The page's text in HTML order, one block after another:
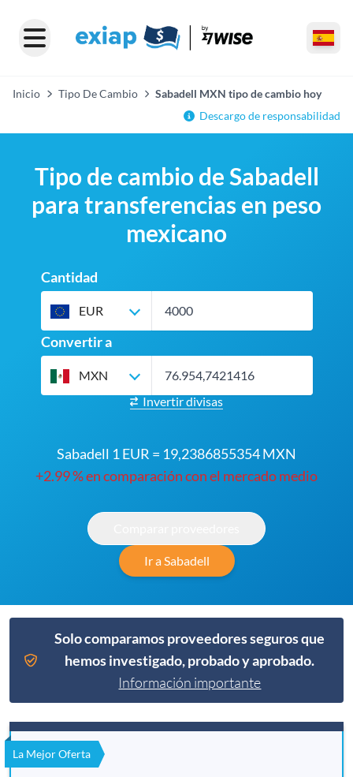
Inicio Tipo De Cambio
Sabadell MXN tipo de cambio hoy
Descargo de responsabilidad
Tipo de cambio de Sabadell
para transferencias en peso
mexicano
Cantidad
EUR
Convertir a
MXN
Invertir divisas
Sabadell 1 EUR = 19,2386855354 MXN
+2.99 % en comparación con el mercado medio
Ir a Sabadell
Solo comparamos proveedores seguros que
hemos investigado, probado y aprobado.
Información importante
La Mejor Oferta